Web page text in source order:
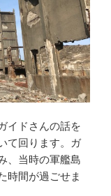
イドさんの話を
て回ります。ガ
、当時の軍艦島
時間が過ごせま